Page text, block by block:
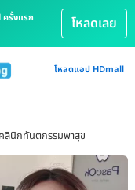
รั้งแรก
โหลดเลย
โหลดแอป HDmall
ลินิกทันตกรรมพาสุข